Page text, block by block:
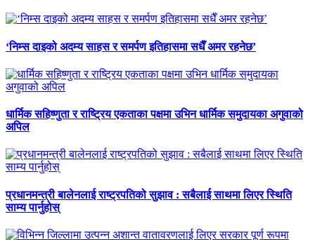
‘निम्स दाइको अदम्य साहस र समर्पण इतिहासमा सधैँ अमर रहनेछ’
धार्मिक सहिष्णुता र राष्ट्रिय एकताका पक्षमा उभिन धार्मिक समुदायका अगुवाको
अपिल
प्रधानमन्त्री बालेनलाई राष्ट्रपतिको सुझाव : सबैलाई साथमा लिएर स्थिति
साम्य पार्नुहोस्